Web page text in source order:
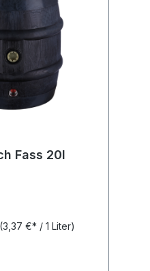
Fass 20l
(3,37 €* / 1 Liter)